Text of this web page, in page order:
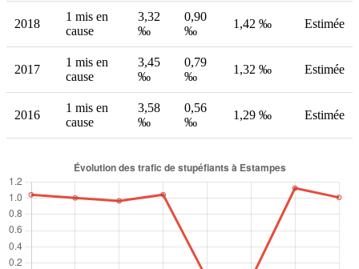
2018
1 mis en
cause
3,32
‰
0,90
‰
1,42 ‰ Estimée
2017
1 mis en
cause
3,45
‰
0,79
‰
1,32 ‰ Estimée
2016
1 mis en
cause
3,58
‰
0,56
‰
1,29 ‰ Estimée